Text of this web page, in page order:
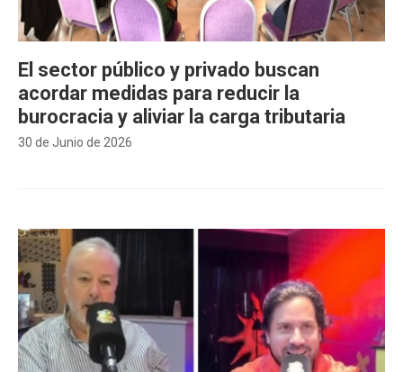
30 de Junio de 2026
El sector público y privado buscan
acordar medidas para reducir la
burocracia y aliviar la carga tributaria